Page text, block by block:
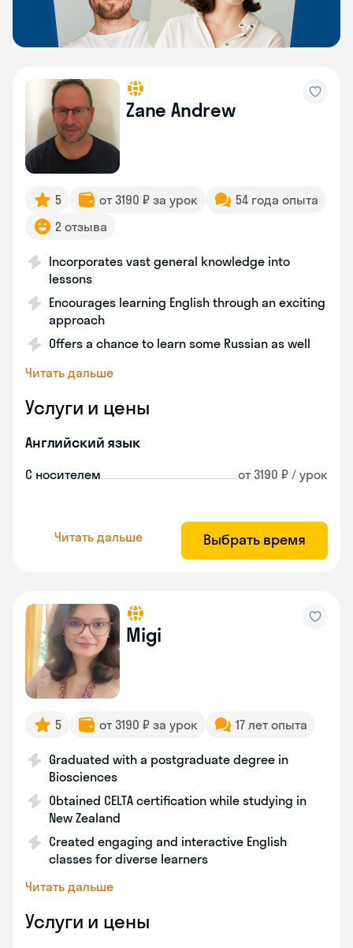
Zane Andrew
5 от 3190 ₽ за урок
54 года опыта
2 отзыва
Incorporates vast general knowledge into
lessons
Encourages learning English through an exciting
approach
Offers a chance to learn some Russian as well
Читать дальше
Услуги и цены
Английский язык
С носителем от 3190 ₽ / урок
Читать дальше Выбрать время
Migi
5 от 3190 ₽ за урок 17 лет опыта
Graduated with a postgraduate degree in
Biosciences
Obtained CELTA certification while studying in
New Zealand
Created engaging and interactive English
classes for diverse learners
Читать дальше
Услуги и цены